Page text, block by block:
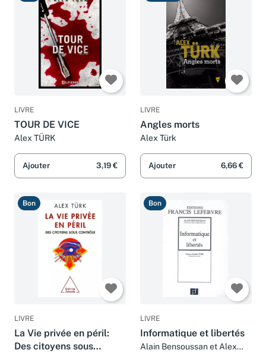
LIVRE
TOUR DE VICE
Alex TÜRK
Ajouter 3,19 €
LIVRE
Angles morts
Alex Türk
Ajouter 6,66 €
Bon
LIVRE
La Vie privée en péril:
Des citoyens sous
Bon
LIVRE
Informatique et libertés
Alain Bensoussan et Alex